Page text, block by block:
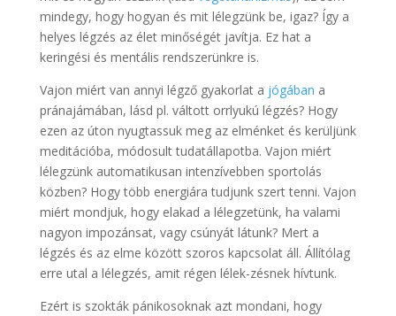
mindegy, hogy hogyan és mit lélegzünk be, igaz? Így a
helyes légzés az élet minőségét javítja. Ez hat a
keringési és mentális rendszerünkre is.
Vajon miért van annyi légző gyakorlat a jógában a
pránajámában, lásd pl. váltott orrlyukú légzés? Hogy
ezen az úton nyugtassuk meg az elménket és kerüljünk
meditációba, módosult tudatállapotba. Vajon miért
lélegzünk automatikusan intenzívebben sportolás
közben? Hogy több energiára tudjunk szert tenni. Vajon
miért mondjuk, hogy elakad a lélegzetünk, ha valami
nagyon impozánsat, vagy csúnyát látunk? Mert a
légzés és az elme között szoros kapcsolat áll. Állítólag
erre utal a lélegzés, amit régen lélek-zésnek hívtunk.
Ezért is szokták pánikosoknak azt mondani, hogy